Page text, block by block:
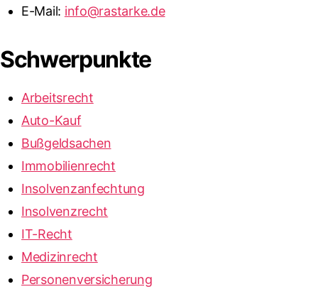
E-Mail: info@rastarke.de
Schwerpunkte
Arbeitsrecht
Auto-Kauf
Bußgeldsachen
Immobilienrecht
Insolvenzanfechtung
Insolvenzrecht
IT-Recht
Medizinrecht
Personenversicherung